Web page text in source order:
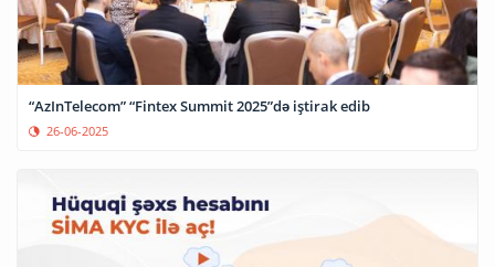
“AzInTelecom” “Fintex Summit 2025”də iştirak edib
26-06-2025